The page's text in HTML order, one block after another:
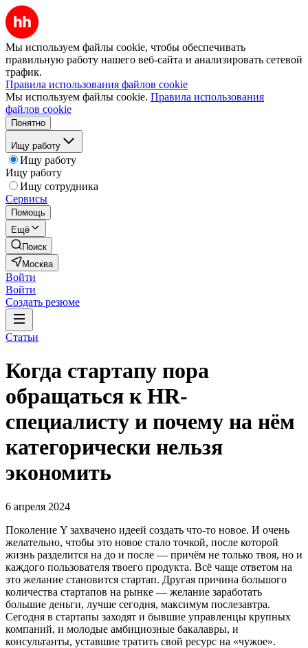
Мы используем файлы cookie, чтобы обеспечивать
правильную работу нашего веб-сайта и анализировать сетевой
трафик.
Правила использования файлов cookie
Мы используем файлы cookie. Правила использования
файлов cookie
Понятно
Ищу работу
Ищу работу
Ищу работу
Ищу сотрудника
Сервисы
Помощь
Ещё
Поиск
Москва
Войти
Войти
Создать резюме
Статьи
Когда стартапу пора
обращаться к HR-
специалисту и почему на нём
категорически нельзя
экономить
6 апреля 2024
Поколение Y захвачено идеей создать что-то новое. И очень
желательно, чтобы это новое стало точкой, после которой
жизнь разделится на до и после — причём не только твоя, но и
каждого пользователя твоего продукта. Всё чаще ответом на
это желание становится стартап. Другая причина большого
количества стартапов на рынке — желание заработать
большие деньги, лучше сегодня, максимум послезавтра.
Сегодня в стартапы заходят и бывшие управленцы крупных
компаний, и молодые амбициозные бакалавры, и
консультанты, уставшие тратить свой ресурс на «чужое».